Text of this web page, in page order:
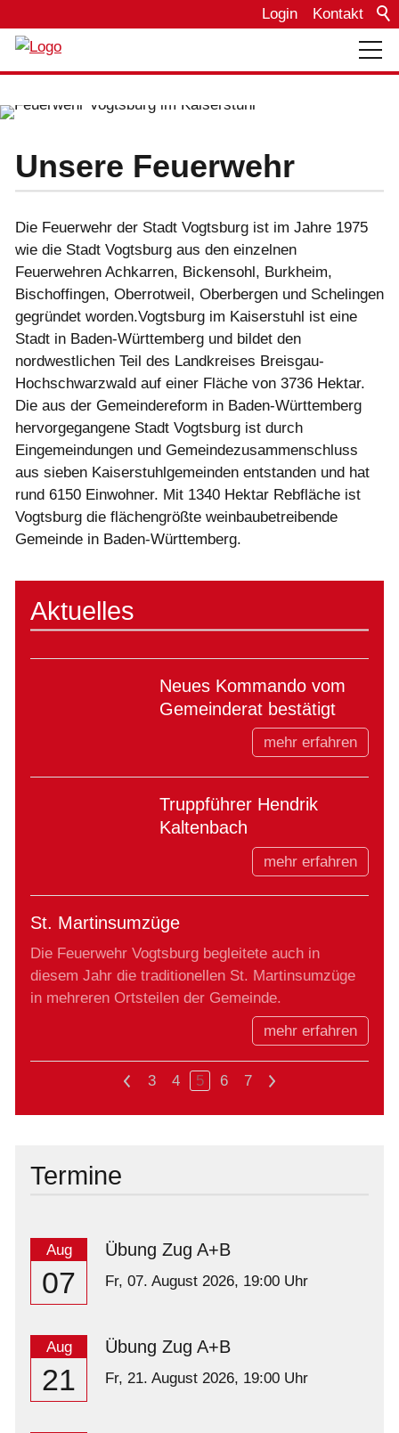
Kontakt
Login
Über uns
Bautagebuch
Einsätze
Termine
Fahrzeuge
Unsere Feuerwehr
Die Feuerwehr der Stadt Vogtsburg ist im Jahre 1975
wie die Stadt Vogtsburg aus den einzelnen
Feuerwehren Achkarren, Bickensohl, Burkheim,
Bischoffingen, Oberrotweil, Oberbergen und Schelingen
gegründet worden.Vogtsburg im Kaiserstuhl ist eine
Stadt in Baden-Württemberg und bildet den
nordwestlichen Teil des Landkreises Breisgau-
Hochschwarzwald auf einer Fläche von 3736 Hektar.
Die aus der Gemeindereform in Baden-Württemberg
hervorgegangene Stadt Vogtsburg ist durch
Eingemeindungen und Gemeindezusammenschluss
aus sieben Kaiserstuhlgemeinden entstanden und hat
rund 6150 Einwohner. Mit 1340 Hektar Rebfläche ist
Vogtsburg die flächengrößte weinbaubetreibende
Gemeinde in Baden-Württemberg.
Aktuelles
Neues Kommando vom
Gemeinderat bestätigt
mehr erfahren
Truppführer Hendrik
Kaltenbach
mehr erfahren
St. Martinsumzüge
Die Feuerwehr Vogtsburg begleitete auch in
diesem Jahr die traditionellen St. Martinsumzüge
in mehreren Ortsteilen der Gemeinde.
mehr erfahren
< 3 4 5 6 7 >
Termine
Aug
07
Übung Zug A+B
Fr, 07. August 2026, 19:00 Uhr
Aug
21
Übung Zug A+B
Fr, 21. August 2026, 19:00 Uhr